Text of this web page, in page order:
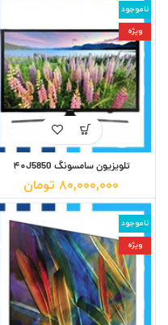
ناموجود
ویژه
تلویزیون سامسونگ ۴۰J5850
۸۰,۰۰۰,۰۰۰ تومان
ناموجود
ویژه